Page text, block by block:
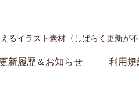
るイラスト素材〈しばらく更新が
新履歴＆お知らせ 利用規